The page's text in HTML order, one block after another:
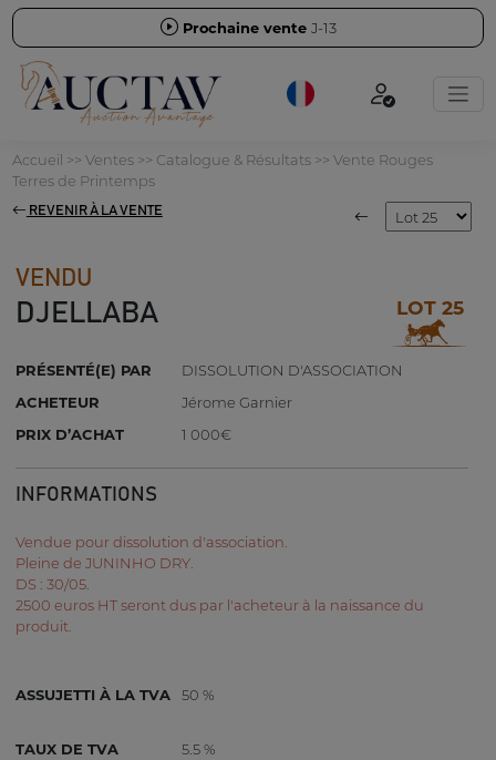
Prochaine vente J-13
Accueil >> Ventes>> Catalogue & Résultats>> Vente Rouges
Terres de Printemps
REVENIR À LA VENTE
VENDU
DJELLABA LOT 25
PRÉSENTÉ(E) PAR
DISSOLUTION D'ASSOCIATION
ACHETEUR
Jérome Garnier
PRIX D’ACHAT
1 000€
INFORMATIONS
Vendue pour dissolution d'association.
Pleine de JUNINHO DRY.
DS : 30/05.
2500 euros HT seront dus par l'acheteur à la naissance du
produit.
ASSUJETTI À LA TVA 50 %
TAUX DE TVA 5.5 %